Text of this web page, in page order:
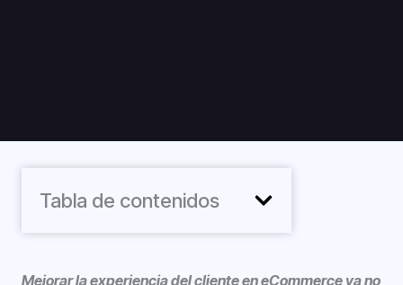
Tabla de contenidos
Mejorar la experiencia del cliente en eCommerce ya no